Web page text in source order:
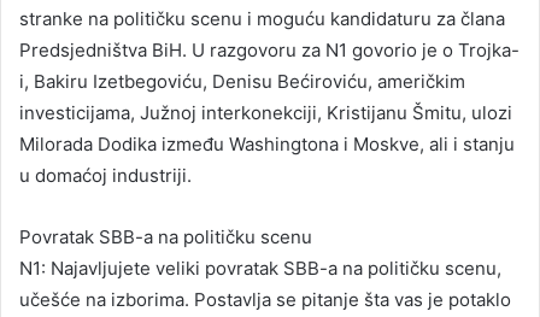
stranke na političku scenu i moguću kandidaturu za člana
Predsjedništva BiH. U razgovoru za N1 govorio je o Trojka-
i, Bakiru Izetbegoviću, Denisu Bećiroviću, američkim
investicijama, Južnoj interkonekciji, Kristijanu Šmitu, ulozi
Milorada Dodika između Washingtona i Moskve, ali i stanju
u domaćoj industriji.
Povratak SBB-a na političku scenu
N1: Najavljujete veliki povratak SBB-a na političku scenu,
učešće na izborima. Postavlja se pitanje šta vas je potaklo